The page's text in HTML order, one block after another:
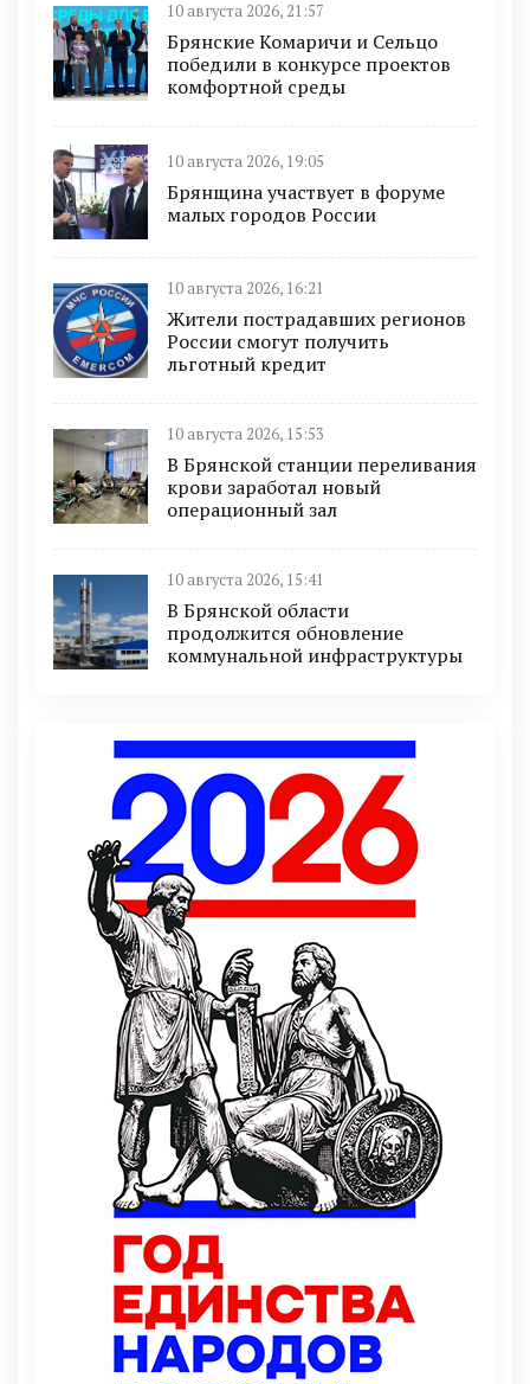
10 августа 2026, 21:57
Брянские Комаричи и Сельцо
победили в конкурсе проектов
комфортной среды
10 августа 2026, 19:05
Брянщина участвует в форуме
малых городов России
10 августа 2026, 16:21
Жители пострадавших регионов
России смогут получить
льготный кредит
10 августа 2026, 15:53
В Брянской станции переливания
крови заработал новый
операционный зал
10 августа 2026, 15:41
В Брянской области
продолжится обновление
коммунальной инфраструктуры